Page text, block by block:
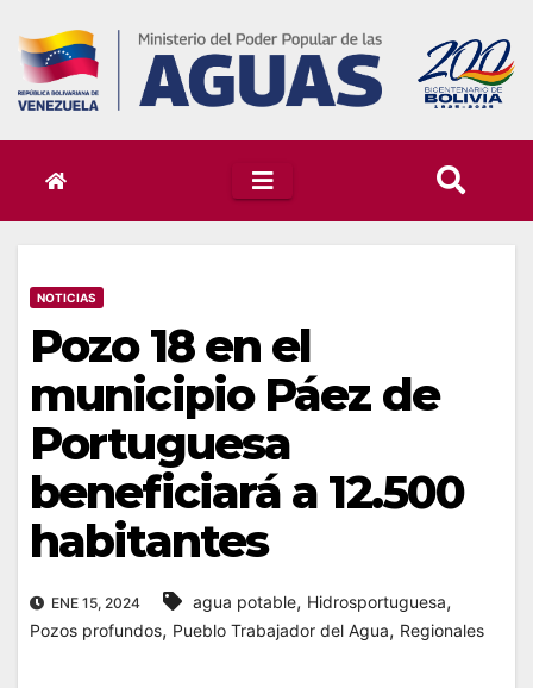
content
NOTICIAS
Pozo 18 en el
municipio Páez de
Portuguesa
beneficiará a 12.500
habitantes
ENE 15, 2024 agua potable, Hidrosportuguesa,
Pozos profundos, Pueblo Trabajador del Agua, Regionales